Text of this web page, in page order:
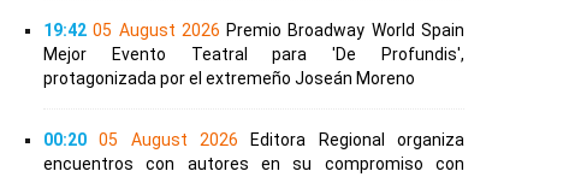
19:42 05 August 2026 Premio Broadway World Spain
Mejor Evento Teatral para 'De Profundis',
protagonizada por el extremeño Joseán Moreno
00:20 05 August 2026
Editora Regional organiza
encuentros con autores en su compromiso con